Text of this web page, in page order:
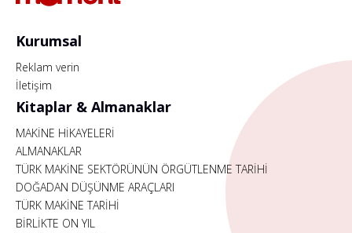
Kurumsal
Reklam verin
İletişim
Kitaplar & Almanaklar
MAKİNE HİKAYELERİ
ALMANAKLAR
TÜRK MAKİNE SEKTÖRÜNÜN ÖRGÜTLENME TARİHİ
DOĞADAN DÜŞÜNME ARAÇLARI
TÜRK MAKİNE TARİHİ
BİRLİKTE ON YIL